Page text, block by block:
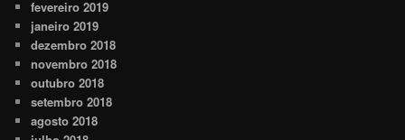
fevereiro 2019
janeiro 2019
dezembro 2018
novembro 2018
outubro 2018
setembro 2018
agosto 2018